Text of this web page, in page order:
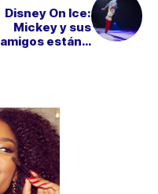
Disney On Ice:
Mickey y sus
amigos están a